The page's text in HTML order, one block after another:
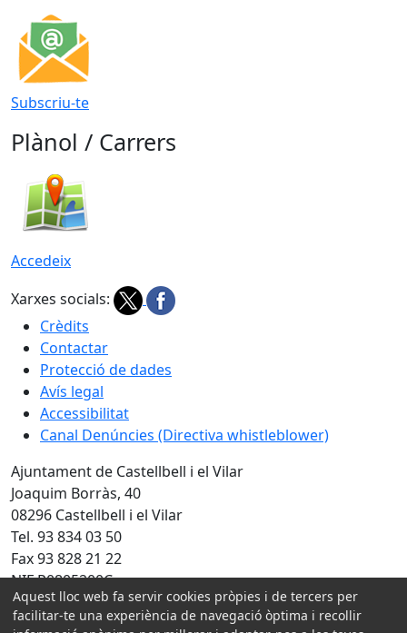
Subscriu-te
Plànol / Carrers
Accedeix
Xarxes socials:
Crèdits
Contactar
Protecció de dades
Avís legal
Accessibilitat
Canal Denúncies (Directiva whistleblower)
Ajuntament de Castellbell i el Vilar
Joaquim Borràs, 40
08296 Castellbell i el Vilar
Tel. 93 834 03 50
Fax 93 828 21 22
NIF P0805200C
Amb la col·laboració de:
Aquest lloc web fa servir cookies pròpies i de tercers per
facilitar-te una experiència de navegació òptima i recollir